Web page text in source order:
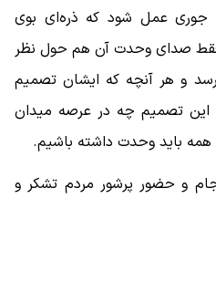
جوری عمل شود که ذره‌ای بوی
فقط صدای وحدت آن هم حول نظر
و هر آنچه که ایشان تصمیم
این تصمیم چه در عرصه میدان
باید وحدت داشته باشیم.
و حضور پرشور مردم تشکر و